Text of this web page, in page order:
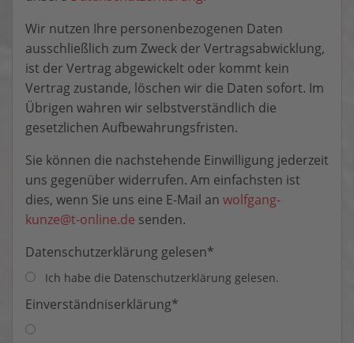
Wir nutzen Ihre personenbezogenen Daten
ausschließlich zum Zweck der Vertragsabwicklung,
ist der Vertrag abgewickelt oder kommt kein
Vertrag zustande, löschen wir die Daten sofort. Im
Übrigen wahren wir selbstverständlich die
gesetzlichen Aufbewahrungsfristen.
Sie können die nachstehende Einwilligung jederzeit
uns gegenüber widerrufen. Am einfachsten ist
dies, wenn Sie uns eine E-Mail an wolfgang-
kunze@t-online.de senden.
Datenschutzerklärung gelesen*
Ich habe die Datenschutzerklärung gelesen.
Einverständniserklärung*